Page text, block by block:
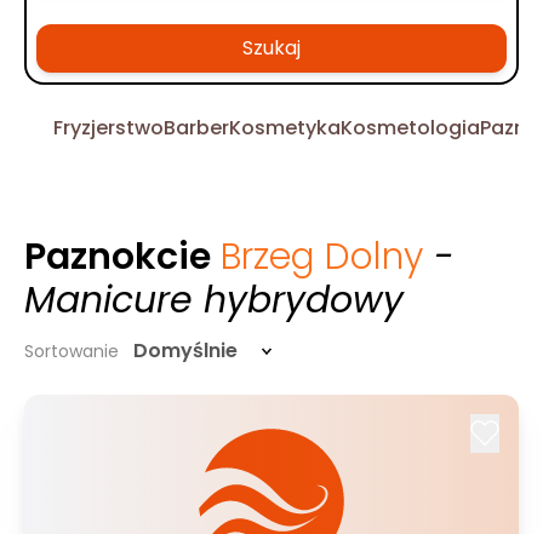
Szukaj
FryzjerstwoBarberKosmetykaKosmetologia
Paznokcie Brzeg Dolny -
Manicure hybrydowy
Sortowanie Domyślnie